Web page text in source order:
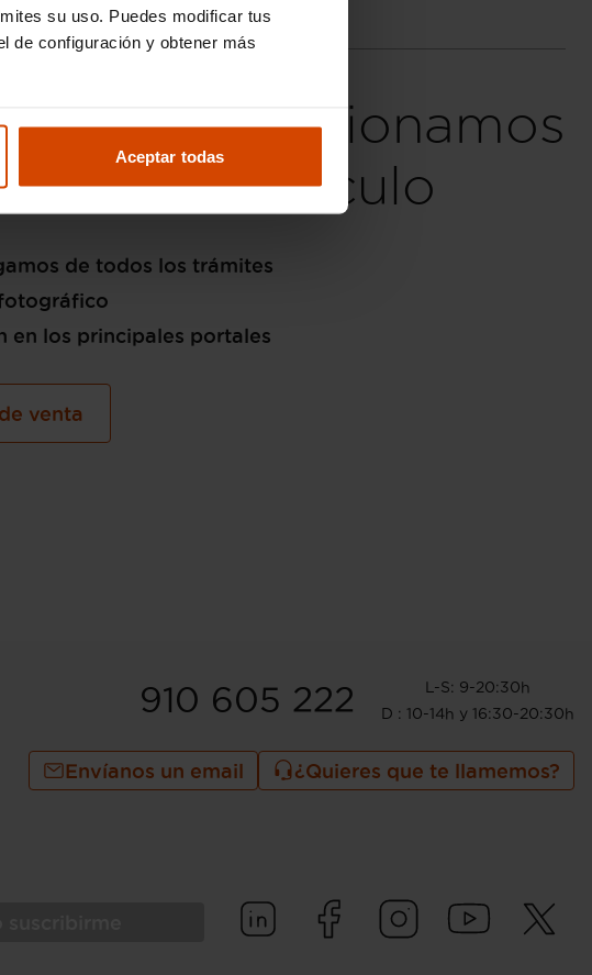
su uso. Puedes modificar tus
de configuración y obtener más
Aceptar todas
gestionamos
de tu vehículo
de todos los trámites
en los principales portales
venta
910 605 222
L-S: 9-20:30h
D : 10-14h y 16:30-20:30h
Envíanos un email ¿Quieres que te llamemos?